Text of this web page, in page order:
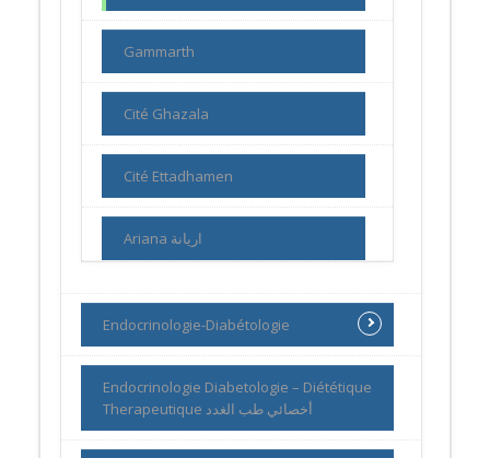
Gammarth
Cité Ghazala
Cité Ettadhamen
Ariana اريانة
Endocrinologie-Diabétologie
Endocrinologie Diabetologie – Diététique
Therapeutique أخصائي طب الغدد